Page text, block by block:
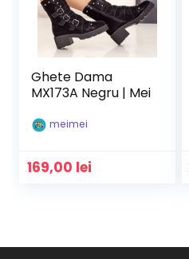
Ghete Dama
MX173A Negru | Mei
meimei
169,00 lei